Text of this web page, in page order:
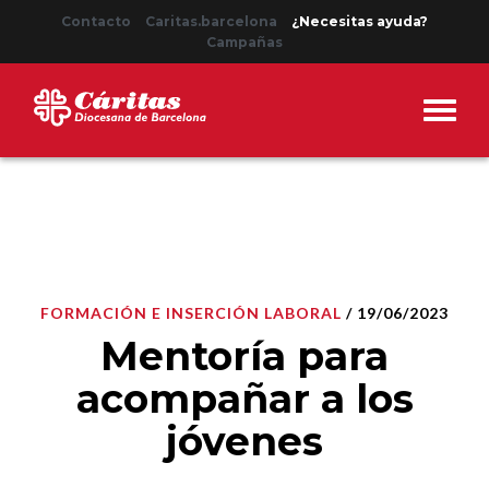
Contacto Caritas.barcelona
¿Necesitas ayuda?
Campañas
FORMACIÓN E INSERCIÓN LABORAL / 19/06/2023
Mentoría para
acompañar a los
jóvenes